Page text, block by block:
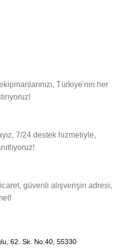
Türkiye'nin her
7/24 destek hizmetiyle,
güvenli alışverişin adresi,
62. Sk. No:40, 55330